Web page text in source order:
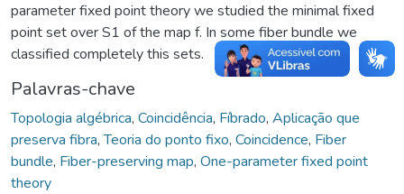
parameter fixed point theory we studied the minimal fixed
point set over S1 of the map f. In some fiber bundle we
classified completely this sets.
Palavras-chave
Topologia algébrica, Coincidência, Fíbrado, Aplicação que
preserva fibra,Teoria do ponto fixo, Coincidence, Fiber
bundle, Fiber-preserving map, One-parameter fixed point
theory